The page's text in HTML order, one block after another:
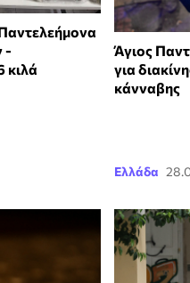
-
κιλά
Άγιος
για
κάνναβης
Ελλάδα